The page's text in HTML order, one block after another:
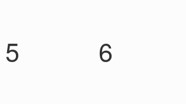
5 6